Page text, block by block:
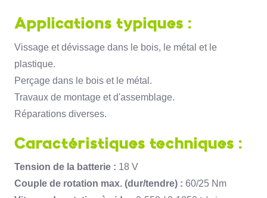
Applications typiques :
Vissage et dévissage dans le bois, le métal et le
plastique.
Perçage dans le bois et le métal.
Travaux de montage et d'assemblage.
Réparations diverses.
Caractéristiques techniques :
Tension de la batterie : 18 V
Couple de rotation max. (dur/tendre) : 60/25 Nm